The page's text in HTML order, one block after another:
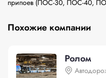
Похожие компании
Ролом